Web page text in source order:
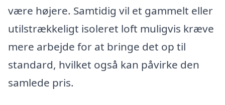
være højere. Samtidig vil et gammelt eller
utilstrækkeligt isoleret loft muligvis kræve
mere arbejde for at bringe det op til
standard, hvilket også kan påvirke den
samlede pris.